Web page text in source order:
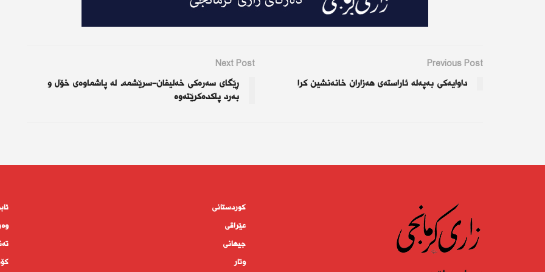
Previous Post
داوایەکی بەپەلە ئاراستەی هەزاران خانەنشین کرا
Next Post
ڕێگای سەرەكی خەلیفان-سرێشمە، لە پاشماوەی خۆل و
بەرد پاكدەكرێتەوە
کوردستانى
عێراقی
جیهانى
وتار